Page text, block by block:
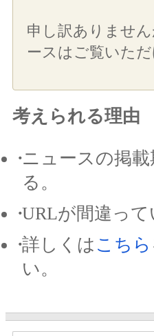
申し訳ありませ
ースはご覧いただ
考えられる理由
ニュースの掲
る。
URLが間違って
詳しくは こちら
い。